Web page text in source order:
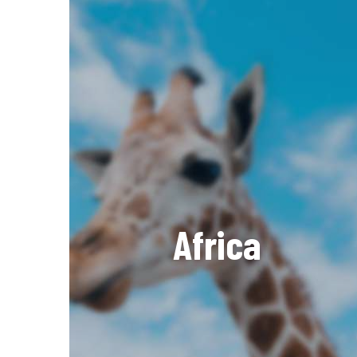
Africa